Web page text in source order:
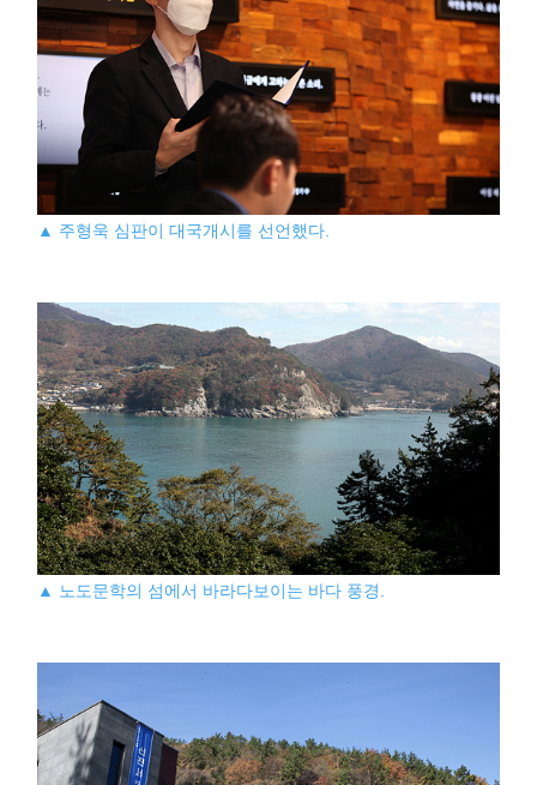
▲ 주형욱 심판이 대국개시를 선언했다.
▲ 노도문학의 섬에서 바라다보이는 바다 풍경.